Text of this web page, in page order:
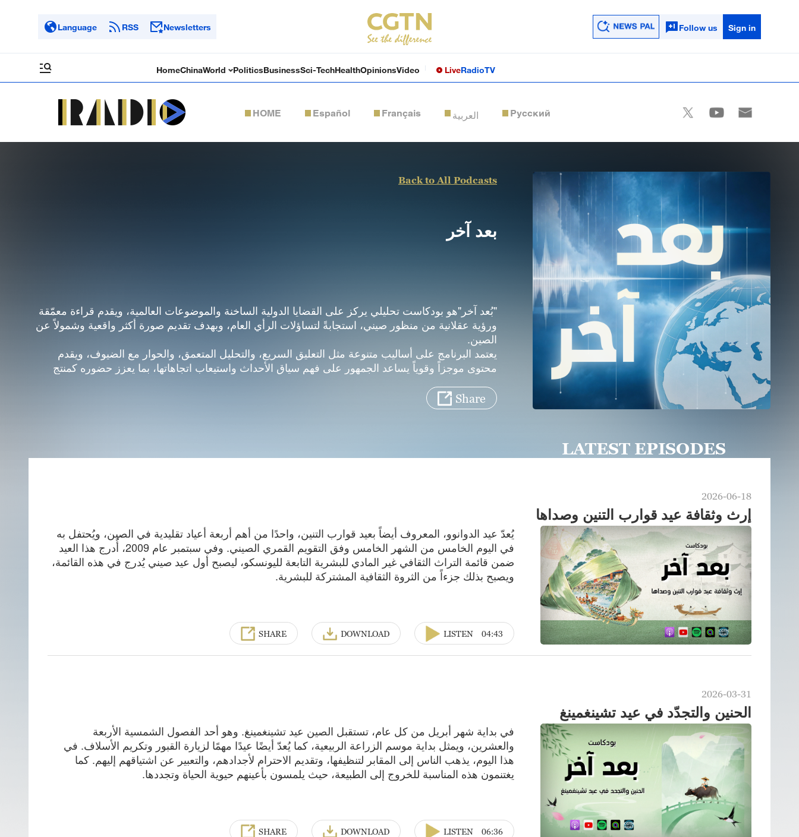
Language RSS Newsletters Follow us Sign in
HomeChinaWorld PoliticsBusinessSci-TechHealthOpinionsVideo LiveRadioTV
HOME Español Français العربية Русский
Back to All Podcasts
بعد آخر
"بُعد آخر"هو بودكاست تحليلي يركز على القضايا الدولية الساخنة والموضوعات العالمية، ويقدم قراءة معمّقة
ورؤية عقلانية من منظور صيني، استجابةً لتساؤلات الرأي العام، وبهدف تقديم صورة أكثر واقعية وشمولاً عن
الصين.
يعتمد البرنامج على أساليب متنوعة مثل التعليق السريع، والتحليل المتعمق، والحوار مع الضيوف، ويقدم
محتوى موجزاً وقوياً يساعد الجمهور على فهم سياق الأحداث واستيعاب اتجاهاتها، بما يعزز حضوره كمنتج
Share
LATEST EPISODES
2026-06-18
إرث وثقافة عيد قوارب التنين وصداها
يُعدّ عيد الدوانوو، المعروف أيضاً بعيد قوارب التنين، واحدًا من أهم أربعة أعياد تقليدية في الصين، ويُحتفل به
في اليوم الخامس من الشهر الخامس وفق التقويم القمري الصيني. وفي سبتمبر عام 2009، أُدرج هذا العيد
ضمن قائمة التراث الثقافي غير المادي للبشرية التابعة لليونسكو، ليصبح أول عيد صيني يُدرج في هذه القائمة،
ويصبح بذلك جزءاً من الثروة الثقافية المشتركة للبشرية.
LISTEN 04:43
DOWNLOAD
SHARE
2026-03-31
الحنين والتجدّد في عيد تشينغمينغ
في بداية شهر أبريل من كل عام، تستقبل الصين عيد تشينغمينغ. وهو أحد الفصول الشمسية الأربعة
والعشرين، ويمثل بداية موسم الزراعة الربيعية، كما يُعدّ أيضًا عيدًا مهمًا لزيارة القبور وتكريم الأسلاف. في
هذا اليوم، يذهب الناس إلى المقابر لتنظيفها، وتقديم الاحترام لأجدادهم، والتعبير عن اشتياقهم إليهم. كما
يغتنمون هذه المناسبة للخروج إلى الطبيعة، حيث يلمسون بأعينهم حيوية الحياة وتجددها.
LISTEN 06:36
DOWNLOAD
SHARE